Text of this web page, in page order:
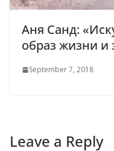
Аня Санд:
образ жизни и
September 7, 2018
Leave a Reply